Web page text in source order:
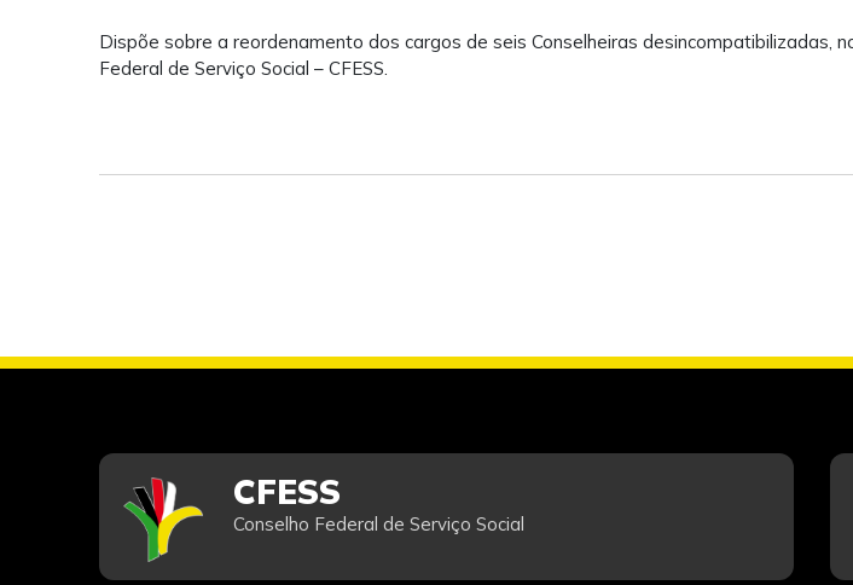
Dispõe sobre a reordenamento dos cargos de seis Conselheiras desincompatibilizadas,
Federal de Serviço Social – CFESS.
CFESS
Conselho Federal de Serviço Social